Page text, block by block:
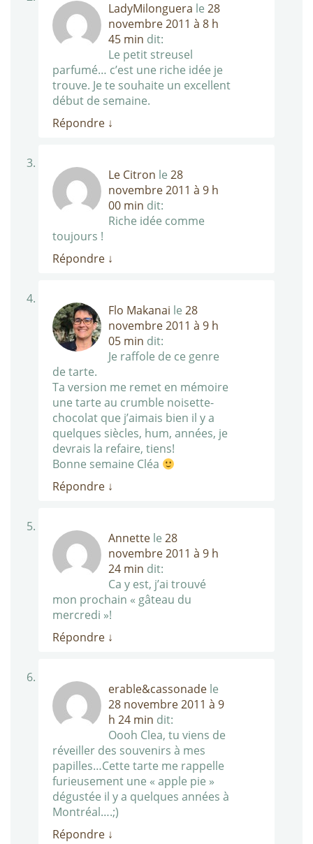
LadyMilonguera le 28
novembre 2011 à 8 h
45 min dit:
Le petit streusel
parfumé… c’est une riche idée je
trouve. Je te souhaite un excellent
début de semaine.
Répondre ↓
Le Citron le 28
novembre 2011 à 9 h
00 min dit:
Riche idée comme
toujours !
Répondre ↓
Flo Makanai le 28
novembre 2011 à 9 h
05 min dit:
Je raffole de ce genre
de tarte.
Ta version me remet en mémoire
une tarte au crumble noisette-
chocolat que j’aimais bien il y a
quelques siècles, hum, années, je
devrais la refaire, tiens!
Bonne semaine Cléa
Répondre ↓
Annette le 28
novembre 2011 à 9 h
24 min dit:
Ca y est, j’ai trouvé
mon prochain « gâteau du
mercredi »!
Répondre ↓
erable&cassonade le
28 novembre 2011 à 9
h 24 min dit:
Oooh Clea, tu viens de
réveiller des souvenirs à mes
papilles…Cette tarte me rappelle
furieusement une « apple pie »
dégustée il y a quelques années à
Montréal….;)
Répondre ↓